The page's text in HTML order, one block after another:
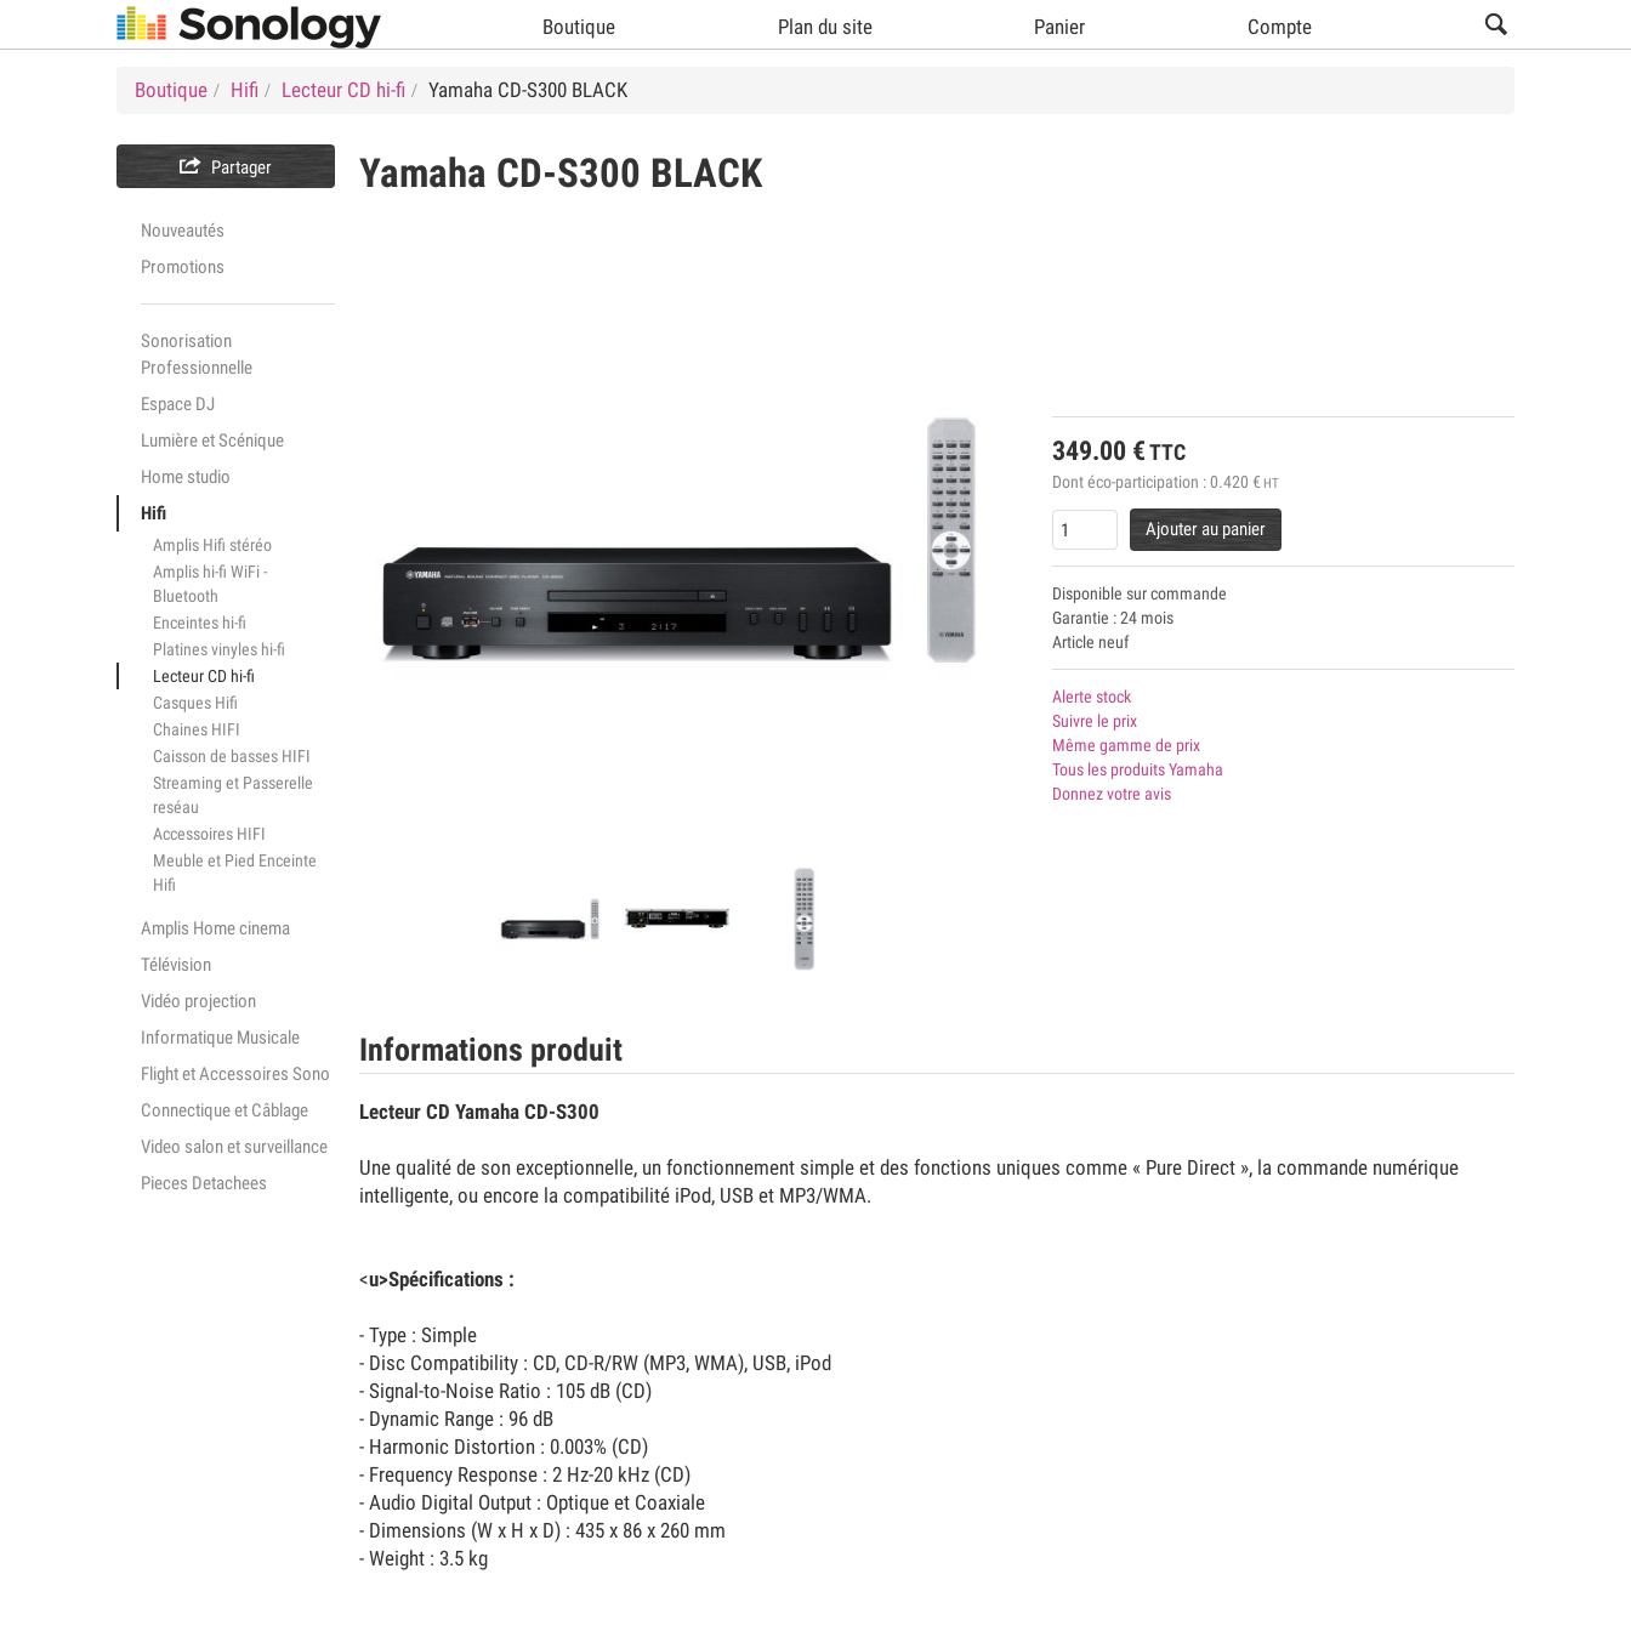
Boutique Plan du site Panier Compte
Boutique Hifi Lecteur CD hi-fi Yamaha CD-S300 BLACK
 Partager
Nouveautés
Promotions
Sonorisation
Professionnelle
Espace DJ
Lumière et Scénique
Home studio
Hifi
Amplis Hifi stéréo
Amplis hi-fi WiFi -
Bluetooth
Enceintes hi-fi
Platines vinyles hi-fi
Lecteur CD hi-fi
Casques Hifi
Chaines HIFI
Caisson de basses HIFI
Streaming et Passerelle
reséau
Accessoires HIFI
Meuble et Pied Enceinte
Hifi
Amplis Home cinema
Télévision
Vidéo projection
Informatique Musicale
Flight et Accessoires Sono
Connectique et Câblage
Video salon et surveillance
Pieces Detachees
Yamaha CD-S300 BLACK
349.00 € TTC
Dont éco-participation :0.420 € HT
Ajouter au panier
Disponible sur commande
Garantie : 24 mois
Article neuf
Alerte stock
Suivre le prix
Même gamme de prix
Tous les produits Yamaha
Donnez votre avis
Informations produit
Lecteur CD Yamaha CD-S300
Une qualité de son exceptionnelle, un fonctionnement simple et des fonctions uniques comme « Pure Direct », la commande numérique
intelligente, ou encore la compatibilité iPod, USB et MP3/WMA.
<u>Spécifications :
- Type : Simple
- Disc Compatibility : CD, CD-R/RW (MP3, WMA), USB, iPod
- Signal-to-Noise Ratio : 105 dB (CD)
- Dynamic Range : 96 dB
- Harmonic Distortion : 0.003% (CD)
- Frequency Response : 2 Hz-20 kHz (CD)
- Audio Digital Output : Optique et Coaxiale
- Dimensions (W x H x D) : 435 x 86 x 260 mm
- Weight : 3.5 kg